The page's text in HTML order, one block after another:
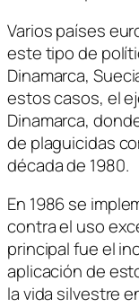
Varios países
este tipo de
Dinamarca,
estos casos, el
Dinamarca,
de plaguicidas
década de 1980.
En 1986 se
contra el uso
principal fue el
aplicación de
la vida silvestre